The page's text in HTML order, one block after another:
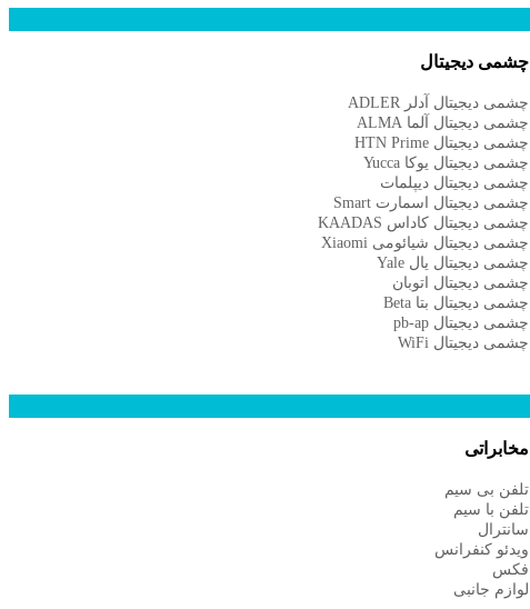
چشمی دیجیتال
چشمی دیجیتال آدلر ADLER
چشمی دیجیتال آلما ALMA
چشمی دیجیتال HTN Prime
چشمی دیجیتال یوکا Yucca
چشمی دیجیتال دیپلمات
چشمی دیجیتال اسمارت Smart
چشمی دیجیتال کاداس KAADAS
چشمی دیجیتال شیائومی Xiaomi
چشمی دیجیتال یال Yale
چشمی دیجیتال اتوبان
چشمی دیجیتال بتا Beta
چشمی دیجیتال pb-ap
چشمی دیجیتال WiFi
مخابراتی
تلفن بی سیم
تلفن با سیم
سانترال
ویدئو کنفرانس
فکس
لوازم جانبی